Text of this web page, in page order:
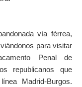
vía férrea,
para visitar
Penal de
republicanos que
Madrid-Burgos.